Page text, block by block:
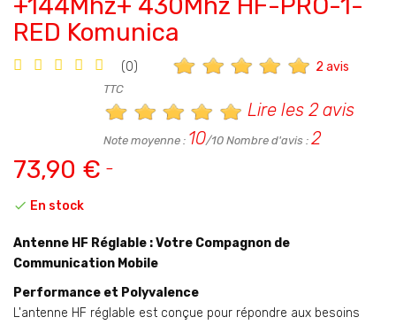
+144Mhz+ 430Mhz HF-PRO-1-
RED Komunica
(0) 2 avis
73,90 €
TTC
Lire les 2 avis
Note moyenne : 10/10 Nombre d'avis : 2
 En stock
Antenne HF Réglable : Votre Compagnon de
Communication Mobile
Performance et Polyvalence
L'antenne HF réglable est conçue pour répondre aux besoins